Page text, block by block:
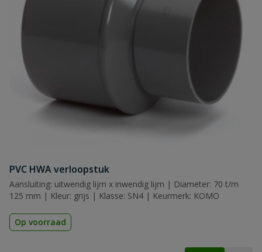
PVC HWA verloopstuk
Aansluiting: uitwendig lijm x inwendig lijm | Diameter: 70 t/m
125 mm | Kleur: grijs | Klasse: SN4 | Keurmerk: KOMO
Op voorraad